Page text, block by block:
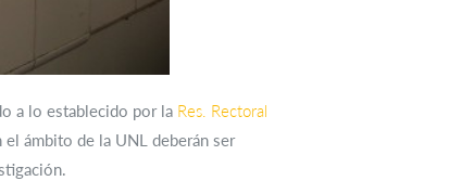
a lo establecido por la Res. Rectoral
ámbito de la UNL deberán ser